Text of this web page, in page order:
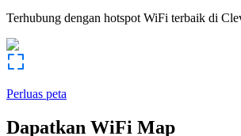
Terhubung dengan hotspot WiFi terbaik di
Perluas peta
Dapatkan WiFi Map